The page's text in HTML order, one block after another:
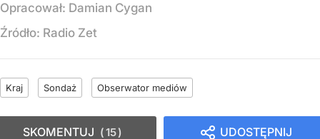
Opracował: Damian Cygan
Źródło: Radio Zet
Kraj Sondaż Obserwator mediów
UDOSTĘPNIJ
SKOMENTUJ 15